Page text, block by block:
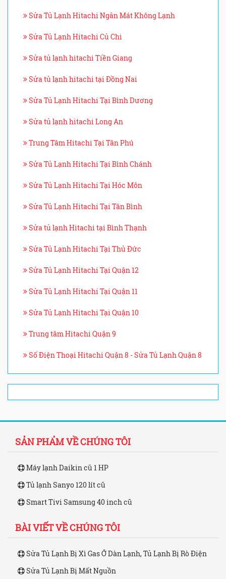
Sửa Tủ Lạnh Hitachi Ngăn Mát Không Lạnh
Sửa Tủ Lạnh Hitachi Củ Chi
Sửa tủ lạnh hitachi Tiền Giang
Sửa tủ lạnh hitachi tại Đồng Nai
Sửa Tủ Lạnh Hitachi Tại Bình Dương
Sửa tủ lạnh hitachi Long An
Trung Tâm Hitachi Tại Tân Phú
Sửa Tủ Lạnh Hitachi Tại Bình Chánh
Sửa Tủ Lạnh Hitachi Tại Hóc Môn
Sửa Tủ Lạnh Hitachi Tại Tân Bình
Sửa tủ lạnh Hitachi tại Bình Thạnh
Sửa Tủ Lạnh Hitachi Tại Thủ Đức
Sửa Tủ Lạnh Hitachi Tại Quận 12
Sửa Tủ Lạnh Hitachi Tại Quận 11
Sửa Tủ Lạnh Hitachi Tại Quận 10
Trung tâm Hitachi Quận 9
Số Điện Thoại Hitachi Quận 8 - Sửa Tủ Lạnh Quận 8
SẢN PHẨM VỀ CHÚNG TÔI
Máy lạnh Daikin cũ 1 HP
Tủ lạnh Sanyo 120 lít cũ
Smart Tivi Samsung 40 inch cũ
BÀI VIẾT VỀ CHÚNG TÔI
Sửa Tủ Lạnh Bị Xì Gas Ở Dàn Lạnh, Tủ Lạnh Bị Rò Điện
Sửa Tủ Lạnh Bị Mất Nguồn